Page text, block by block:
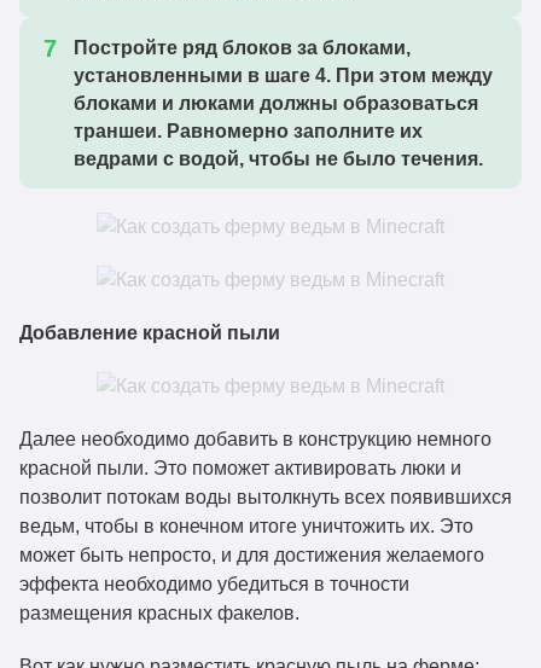
Постройте ряд блоков за блоками,
установленными в шаге 4. При этом между
блоками и люками должны образоваться
траншеи. Равномерно заполните их
ведрами с водой, чтобы не было течения.
Добавление красной пыли
Далее необходимо добавить в конструкцию немного
красной пыли. Это поможет активировать люки и
позволит потокам воды вытолкнуть всех появившихся
ведьм, чтобы в конечном итоге уничтожить их. Это
может быть непросто, и для достижения желаемого
эффекта необходимо убедиться в точности
размещения красных факелов.